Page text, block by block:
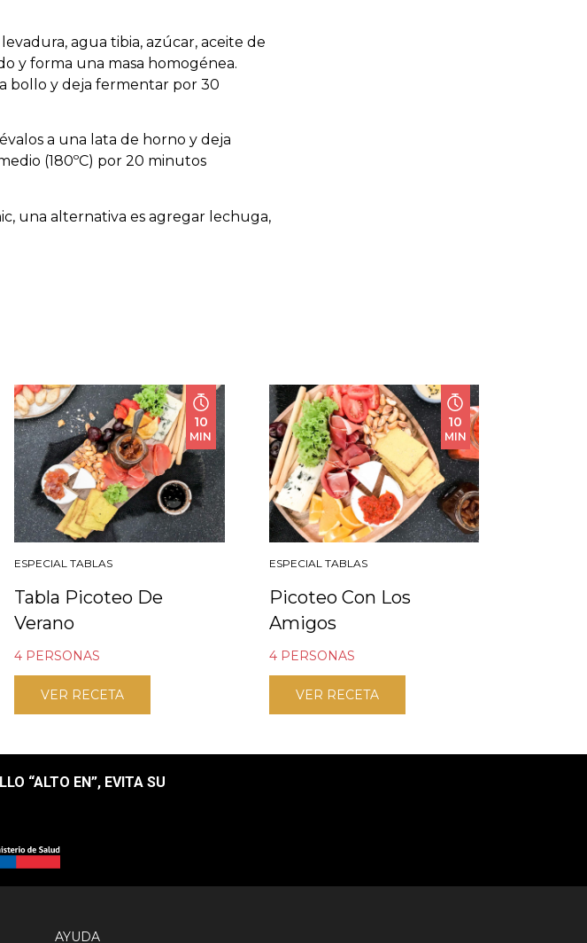
agua tibia, azúcar, aceite de
y forma una masa homogénea.
bollo y deja fermentar por 30
a una lata de horno y deja
(180ºC) por 20 minutos
una alternativa es agregar lechuga,
10
MIN
ESPECIAL TABLAS
Tabla Picoteo De
Verano
4 PERSONAS
VER RECETA
10
MIN
ESPECIAL TABLAS
Picoteo Con Los
Amigos
4 PERSONAS
VER RECETA
“ALTO EN”, EVITA SU
AYUDA